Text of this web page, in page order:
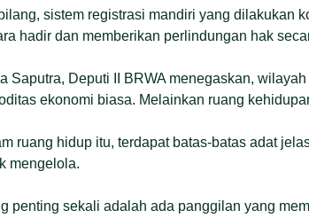
sistem registrasi mandiri yang dilakukan
hadir dan memberikan perlindungan hak
Saputra, Deputi II BRWA menegaskan,
ekonomi biasa. Melainkan ruang
ruang hidup itu, terdapat batas-batas adat
mengelola.
penting sekali adalah ada panggilan yang